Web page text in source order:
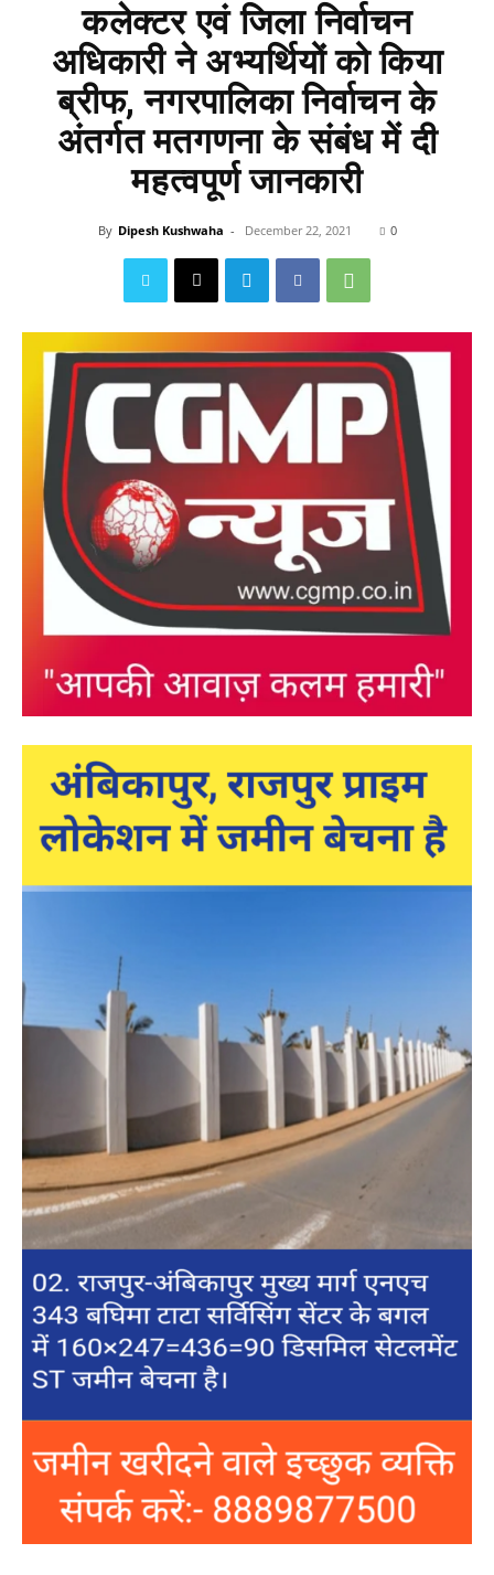
कलेक्टर एवं जिला निर्वाचन
अधिकारी ने अभ्यर्थियों को किया
ब्रीफ, नगरपालिका निर्वाचन के
अंतर्गत मतगणना के संबंध में दी
महत्वपूर्ण जानकारी
By Dipesh Kushwaha - December 22, 2021 0